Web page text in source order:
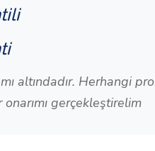
altındadır. Herhangi
gerçekleştirelim